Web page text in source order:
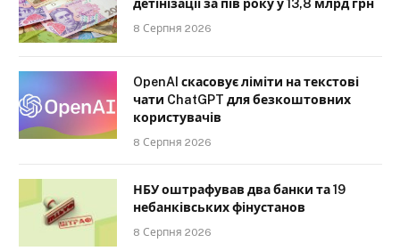
детінізації за пів року у 13,8 млрд грн
8 Серпня 2026
OpenAI скасовує ліміти на текстові
чати ChatGPT для безкоштовних
користувачів
8 Серпня 2026
НБУ оштрафував два банки та 19
небанківських фінустанов
8 Серпня 2026